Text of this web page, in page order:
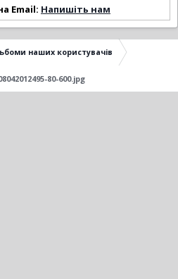
Email: Напишіть нам
наших користувачів
80-600.jpg